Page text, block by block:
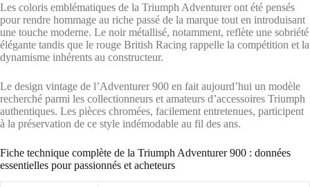
Les coloris emblématiques de la Triumph Adventurer ont été pensés
pour rendre hommage au riche passé de la marque tout en introduisant
une touche moderne. Le noir métallisé, notamment, reflète une sobriété
élégante tandis que le rouge British Racing rappelle la compétition et la
dynamisme inhérents au constructeur.
Le design vintage de l’Adventurer 900 en fait aujourd’hui un modèle
recherché parmi les collectionneurs et amateurs d’accessoires Triumph
authentiques. Les pièces chromées, facilement entretenues, participent
à la préservation de ce style indémodable au fil des ans.
Fiche technique complète de la Triumph Adventurer 900 : données
essentielles pour passionnés et acheteurs